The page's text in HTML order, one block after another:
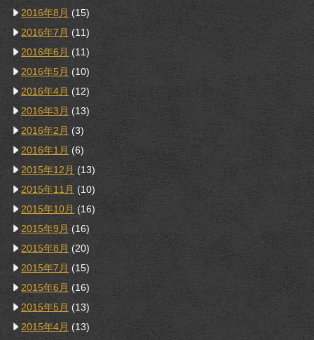
2016年8月 (15)
2016年7月 (11)
2016年6月 (11)
2016年5月 (10)
2016年4月 (12)
2016年3月 (13)
2016年2月 (3)
2016年1月 (6)
2015年12月 (13)
2015年11月 (10)
2015年10月 (16)
2015年9月 (16)
2015年8月 (20)
2015年7月 (15)
2015年6月 (16)
2015年5月 (13)
2015年4月 (13)